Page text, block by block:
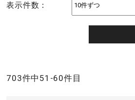
表示件数：
703件中51-60件目